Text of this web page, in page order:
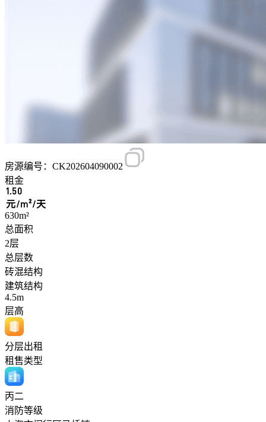
房源编号：CK202604090002
租金
1.50
元/m²/天
630m²
总面积
2层
总层数
砖混结构
建筑结构
4.5m
层高
分层出租
租售类型
丙二
消防等级